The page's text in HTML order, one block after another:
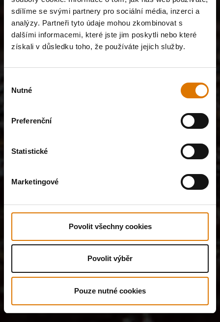
sdílíme se svými partnery pro sociální média, inzerci a
analýzy. Partneři tyto údaje mohou zkombinovat s
dalšími informacemi, které jste jim poskytli nebo které
získali v důsledku toho, že používáte jejich služby.
souhlasu
Nutné
Preferenční
Statistické
Marketingové
Povolit všechny cookies
Povolit výběr
Pouze nutné cookies